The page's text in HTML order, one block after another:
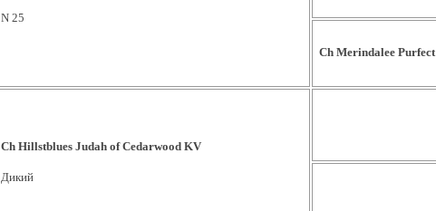
N 25
Ch Merindalee Purfect
Ch Hillstblues Judah of Cedarwood KV
Дикий